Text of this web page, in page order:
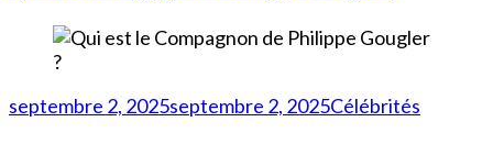
septembre 2, 2025septembre 2, 2025Célébrités